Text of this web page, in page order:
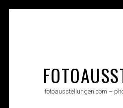
fotoausstellungen.com –